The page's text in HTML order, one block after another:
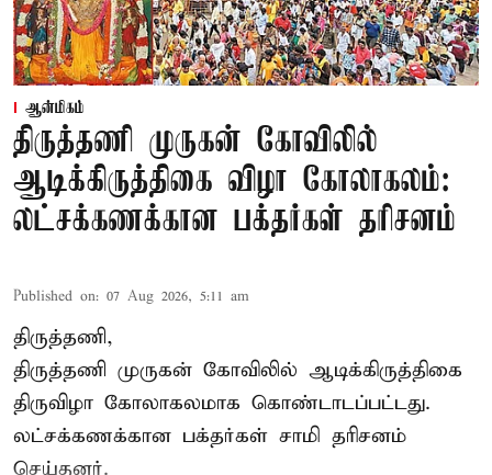
ஆன்மிகம்
திருத்தணி முருகன் கோவிலில்
ஆடிக்கிருத்திகை விழா கோலாகலம்:
லட்சக்கணக்கான பக்தர்கள் தரிசனம்
Published on: 07 Aug 2026, 5:11 am
திருத்தணி,
திருத்தணி முருகன் கோவிலில் ஆடிக்கிருத்திகை
திருவிழா கோலாகலமாக கொண்டாடப்பட்டது.
லட்சக்கணக்கான பக்தர்கள் சாமி தரிசனம்
செய்தனர்.